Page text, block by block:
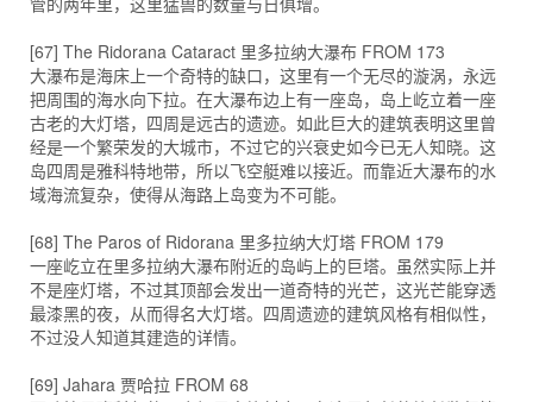
[67] The Ridorana Cataract 里多拉纳大瀑布 FROM 173
大瀑布是海床上一个奇特的缺口，这里有一个无尽的漩涡，永远
把周围的海水向下拉。在大瀑布边上有一座岛，岛上屹立着一座
古老的大灯塔，四周是远古的遗迹。如此巨大的建筑表明这里曾
经是一个繁荣发的大城市，不过它的兴衰史如今已无人知晓。这
岛四周是雅科特地带，所以飞空艇难以接近。而靠近大瀑布的水
域海流复杂，使得从海路上岛变为不可能。
[68] The Paros of Ridorana 里多拉纳大灯塔 FROM 179
一座屹立在里多拉纳大瀑布附近的岛屿上的巨塔。虽然实际上并
不是座灯塔，不过其顶部会发出一道奇特的光芒，这光芒能穿透
最漆黑的夜，从而得名大灯塔。四周遗迹的建筑风格有相似性，
不过没人知道其建造的详情。
[69] Jahara 贾哈拉 FROM 68